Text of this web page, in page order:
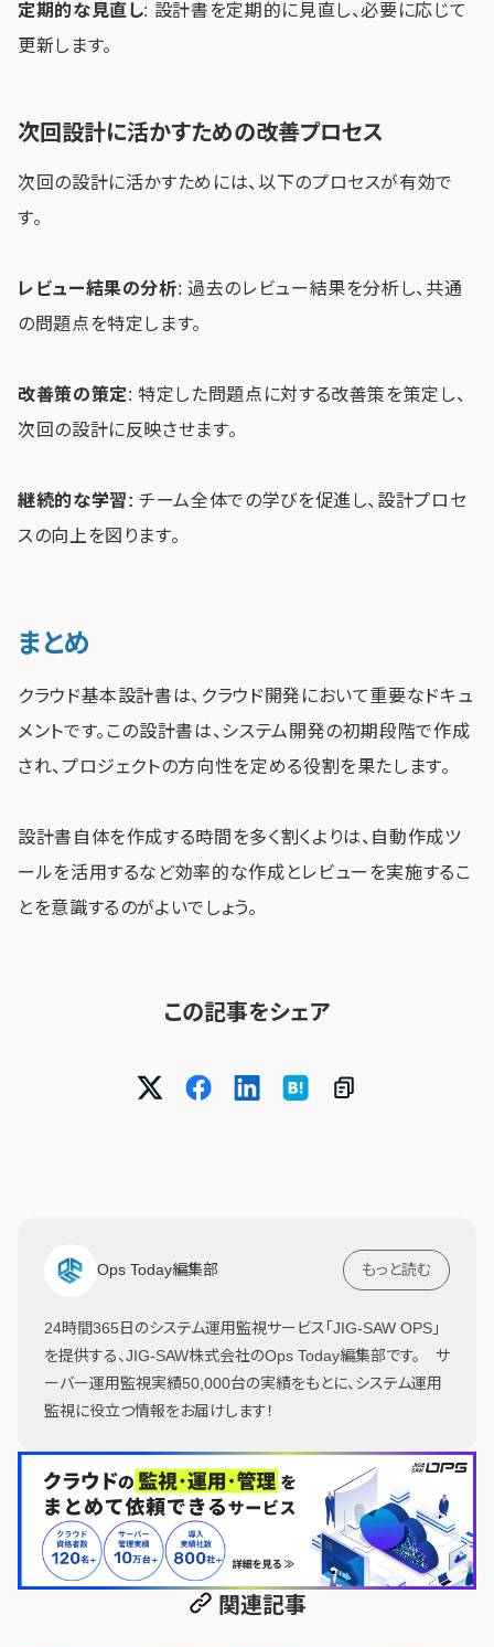
定期的な見直し: 設計書を定期的に見直し、必要に応じて
更新します。
次回設計に活かすための改善プロセス
次回の設計に活かすためには、以下のプロセスが有効で
す。
レビュー結果の分析: 過去のレビュー結果を分析し、共通
の問題点を特定します。
改善策の策定: 特定した問題点に対する改善策を策定し、
次回の設計に反映させます。
継続的な学習:チーム全体での学びを促進し、設計プロセ
スの向上を図ります。
まとめ
クラウド基本設計書は、クラウド開発において重要なドキュ
メントです。この設計書は、システム開発の初期段階で作成
され、プロジェクトの方向性を定める役割を果たします。
設計書自体を作成する時間を多く割くよりは、自動作成ツ
ールを活用するなど効率的な作成とレビューを実施するこ
とを意識するのがよいでしょう。
この記事をシェア
Ops Today編集部 もっと読む
24時間365日のシステム運用監視サービス「JIG-SAW OPS」
を提供する、JIG-SAW株式会社のOps Today編集部です。 サ
ーバー運用監視実績50,000台の実績をもとに、システム運用
監視に役立つ情報をお届けします！
関連記事